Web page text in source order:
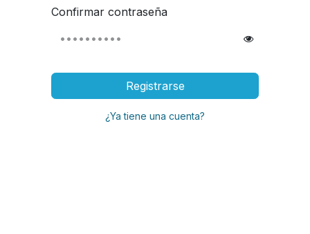
Confirmar contraseña
Registrarse
¿Ya tiene una cuenta?